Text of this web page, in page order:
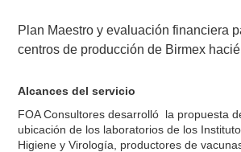
Plan Maestro y evaluación financiera
centros de producción de Birmex
Alcances del servicio
FOA Consultores desarrolló la propuesta
ubicación de los laboratorios de los
Higiene y Virología, productores de